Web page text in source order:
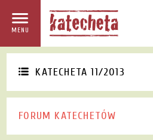
MENU
KATECHETA 11/2013
FORUM KATECHETÓW